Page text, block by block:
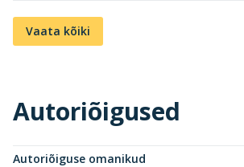
Vaata kõiki
Autoriõigused
Autoriõiguse omanikud